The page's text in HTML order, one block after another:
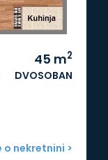
45 m2
DVOSOBAN
o nekretnini >